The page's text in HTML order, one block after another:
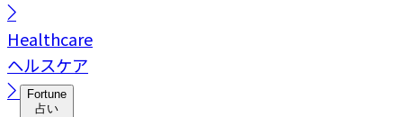
Healthcare
ヘルスケア
Fortune
占い